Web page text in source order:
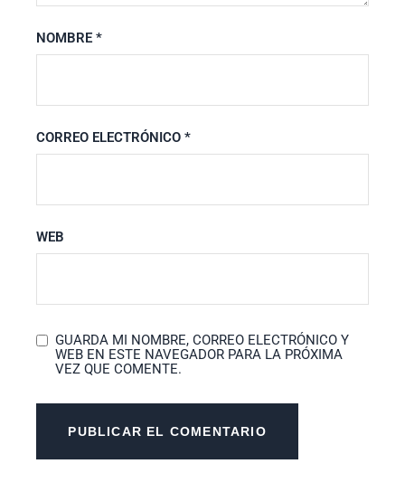
NOMBRE*
CORREO ELECTRÓNICO*
WEB
GUARDA MI NOMBRE, CORREO ELECTRÓNICO Y
WEB EN ESTE NAVEGADOR PARA LA PRÓXIMA
VEZ QUE COMENTE.
PUBLICAR EL COMENTARIO